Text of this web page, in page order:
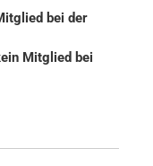
bei der
Mitglied bei